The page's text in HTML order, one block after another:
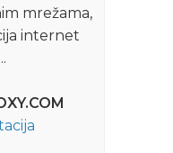
mrežama,
internet